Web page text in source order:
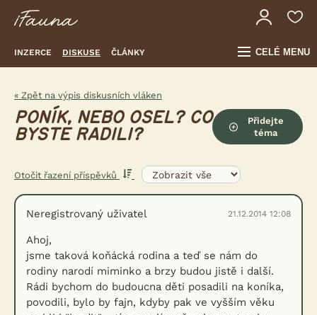
INZERCE DISKUSE ČLÁNKY CELÉ MENU
« Zpět na výpis diskusních vláken
PONÍK, NEBO OSEL? CO
BYSTE RADILI?
Přidejte
téma
Otočit řazení příspěvků
Neregistrovaný uživatel 21.12.2014 12:08
Ahoj,
jsme taková koňácká rodina a teď se nám do
rodiny narodí miminko a brzy budou jistě i další.
Rádi bychom do budoucna děti posadili na koníka,
povodili, bylo by fajn, kdyby pak ve vyšším věku